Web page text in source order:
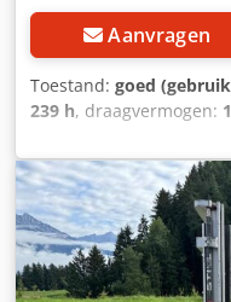
Aanvragen
Toestand: goed
239 h, draagvermogen:
2.465 mm, leeggewicht:
Elektrische
(Duitsland)Bouwjaar
3.824 mmDoorrijhoogte
2020Automatisch
Dcodpfxezqhn Ue Agtjk